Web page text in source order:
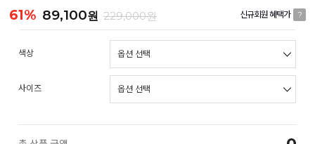
61% 89,100원 229,000원 신규회원 혜택가 ?
색상
사이즈